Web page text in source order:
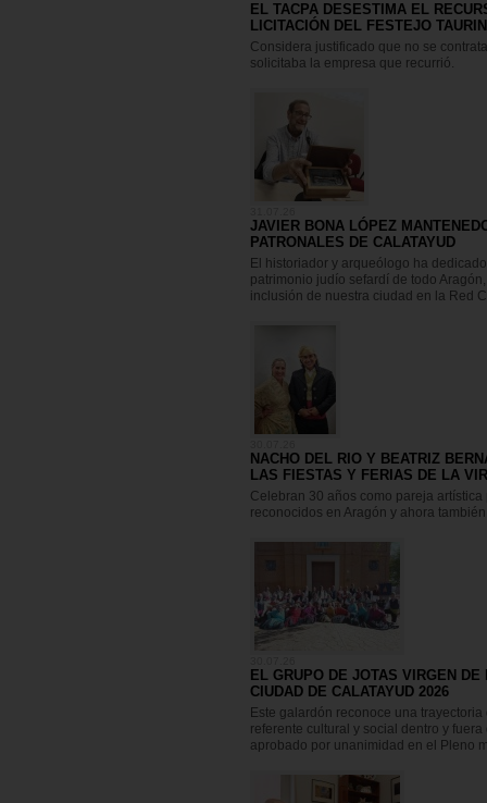
EL TACPA DESESTIMA EL
LICITACIÓN DEL FESTEJO
Considera justificado que no se
solicitaba la empresa que recurrió.
JAVIER BONA LÓPEZ
PATRONALES DE CALATAYUD
El historiador y arqueólogo ha
patrimonio judío sefardí de todo
inclusión de nuestra ciudad en la Red
NACHO DEL RIO Y BEATRIZ
LAS FIESTAS Y FERIAS DE LA
Celebran 30 años como pareja
reconocidos en Aragón y ahora
EL GRUPO DE JOTAS VIRGEN
CIUDAD DE CALATAYUD 2026
Este galardón reconoce una
referente cultural y social dentro y
aprobado por unanimidad en el Pleno